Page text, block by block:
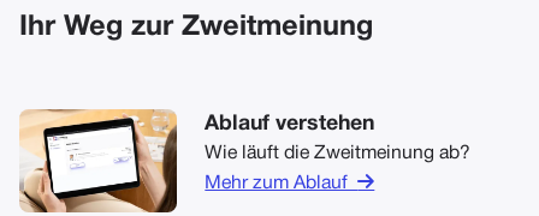
Ihr Weg zur Zweitmeinung
Ablauf verstehen
Wie läuft die Zweitmeinung ab?
Mehr zum Ablauf